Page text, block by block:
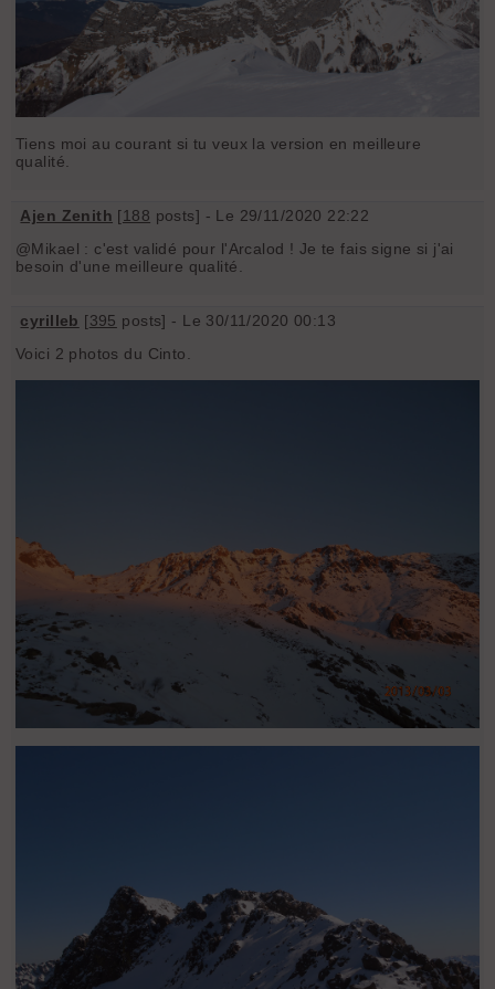
Tiens moi au courant si tu veux la version en meilleure
qualité.
Ajen Zenith [188 posts] - Le 29/11/2020 22:22
@Mikael : c'est validé pour l'Arcalod ! Je te fais signe si j'ai
besoin d'une meilleure qualité.
cyrilleb [395 posts] - Le 30/11/2020 00:13
Voici 2 photos du Cinto.